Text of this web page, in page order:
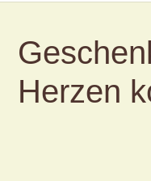
Herzen